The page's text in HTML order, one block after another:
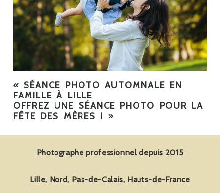
« SÉANCE PHOTO AUTOMNALE EN
FAMILLE À LILLE
OFFREZ UNE SÉANCE PHOTO POUR LA
FÊTE DES MÈRES ! »
Photographe professionnel depuis 2015
Lille, Nord, Pas-de-Calais, Hauts-de-France